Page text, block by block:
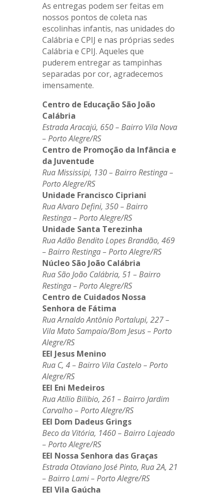
As entregas podem ser feitas em
nossos pontos de coleta nas
escolinhas infantis, nas unidades do
Calábria e CPIJ e nas próprias sedes
Calábria e CPIJ. Aqueles que
puderem entregar as tampinhas
separadas por cor, agradecemos
imensamente.
Centro de Educação São João
Calábria
Estrada Aracajú, 650 – Bairro Vila Nova
– Porto Alegre/RS
Centro de Promoção da Infância e
da Juventude
Rua Mississipi, 130 – Bairro Restinga –
Porto Alegre/RS
Unidade Francisco Cipriani
Rua Alvaro Defini, 350 – Bairro
Restinga – Porto Alegre/RS
Unidade Santa Terezinha
Rua Adão Bendito Lopes Brandão, 469
– Bairro Restinga – Porto Alegre/RS
Núcleo São João Calábria
Rua São João Calábria, 51 – Bairro
Restinga – Porto Alegre/RS
Centro de Cuidados Nossa
Senhora de Fátima
Rua Arnaldo Antônio Portalupi, 227 –
Vila Mato Sampaio/Bom Jesus – Porto
Alegre/RS
EEI Jesus Menino
Rua C, 4 – Bairro Vila Castelo – Porto
Alegre/RS
EEI Eni Medeiros
Rua Atílio Bilibio, 261 – Bairro Jardim
Carvalho– Porto Alegre/RS
EEI Dom Dadeus Grings
Beco da Vitória, 1460 – Bairro Lajeado
– Porto Alegre/RS
EEI Nossa Senhora das Graças
Estrada Otaviano José Pinto, Rua 2A, 21
– Bairro Lami– Porto Alegre/RS
EEI Vila Gaúcha